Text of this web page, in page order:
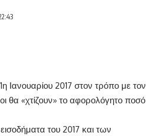
Ιανουαρίου 2017 στον τρόπο με τον
θα «χτίζουν» το αφορολόγητο ποσό
του 2017 και των